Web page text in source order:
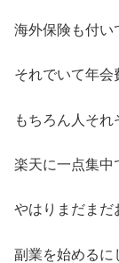
海外保険も付い
それでいて年会
もちろん人それ
楽天に一点集中
やはりまだまだ
副業を始めるに